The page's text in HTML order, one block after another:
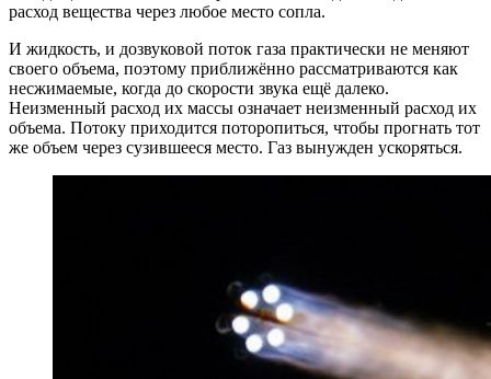
расход вещества через любое место сопла.
И жидкость, и дозвуковой поток газа практически не меняют
своего объема, поэтому приближённо рассматриваются как
несжимаемые, когда до скорости звука ещё далеко.
Неизменный расход их массы означает неизменный расход их
объема. Потоку приходится поторопиться, чтобы прогнать тот
же объем через сузившееся место. Газ вынужден ускоряться.